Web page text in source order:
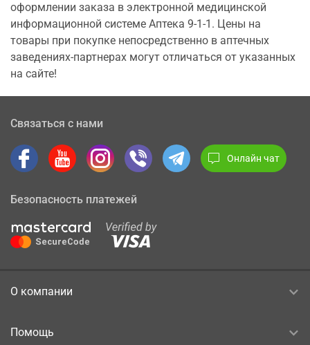
оформлении заказа в электронной медицинской
информационной системе Аптека 9-1-1. Цены на
товары при покупке непосредственно в аптечных
заведениях-партнерах могут отличаться от указанных
на сайте!
Связаться с нами
Онлайн чат
Безопасность платежей
О компании
Помощь